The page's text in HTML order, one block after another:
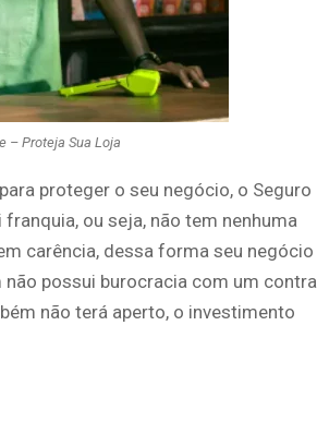
– Proteja Sua Loja
proteger o seu negócio, o Seguro
ou seja, não tem nenhuma
carência, dessa forma seu negócio
possui burocracia com um
não terá aperto, o investimento